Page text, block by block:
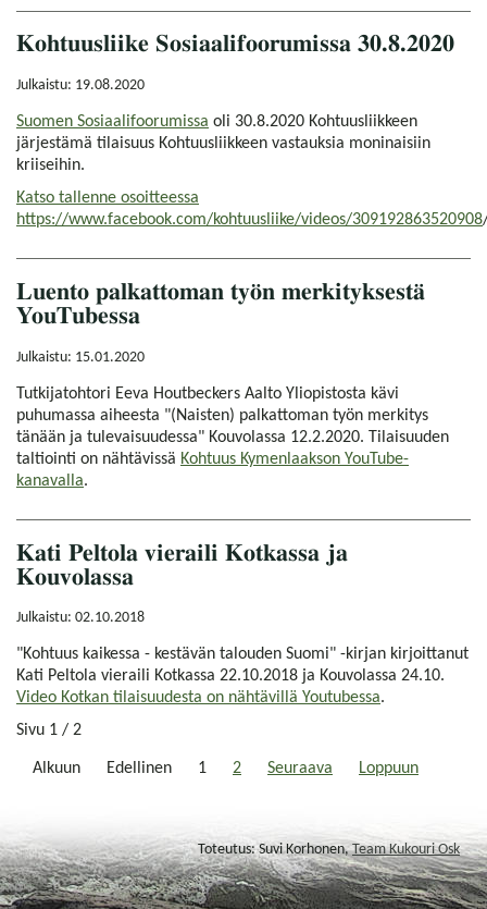
Kohtuusliike Sosiaalifoorumissa 30.8.2020
Julkaistu: 19.08.2020
Suomen Sosiaalifoorumissa oli 30.8.2020 Kohtuusliikkeen
järjestämä tilaisuus Kohtuusliikkeen vastauksia moninaisiin
kriiseihin.
Katso tallenne osoitteessa
https://www.facebook.com/kohtuusliike/videos/309192863520908
Luento palkattoman työn merkityksestä
YouTubessa
Julkaistu: 15.01.2020
Tutkijatohtori Eeva Houtbeckers Aalto Yliopistosta kävi
puhumassa aiheesta "(Naisten) palkattoman työn merkitys
tänään ja tulevaisuudessa" Kouvolassa 12.2.2020. Tilaisuuden
taltiointi on nähtävissä Kohtuus Kymenlaakson YouTube-
kanavalla.
Kati Peltola vieraili Kotkassa ja
Kouvolassa
Julkaistu: 02.10.2018
"Kohtuus kaikessa - kestävän talouden Suomi" -kirjan kirjoittanut
Kati Peltola vieraili Kotkassa 22.10.2018 ja Kouvolassa 24.10.
Video Kotkan tilaisuudesta on nähtävillä Youtubessa.
Sivu 1 / 2
Alkuun Edellinen 1 2 Seuraava Loppuun
Toteutus: Suvi Korhonen,Team Kukouri Osk